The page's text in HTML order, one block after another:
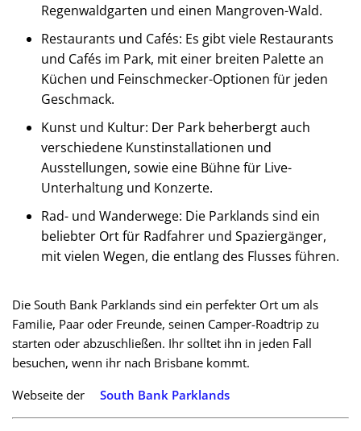
Regenwaldgarten und einen Mangroven-Wald.
Restaurants und Cafés: Es gibt viele Restaurants
und Cafés im Park, mit einer breiten Palette an
Küchen und Feinschmecker-Optionen für jeden
Geschmack.
Kunst und Kultur: Der Park beherbergt auch
verschiedene Kunstinstallationen und
Ausstellungen, sowie eine Bühne für Live-
Unterhaltung und Konzerte.
Rad- und Wanderwege: Die Parklands sind ein
beliebter Ort für Radfahrer und Spaziergänger,
mit vielen Wegen, die entlang des Flusses führen.
Die South Bank Parklands sind ein perfekter Ort um als
Familie, Paar oder Freunde, seinen Camper-Roadtrip zu
starten oder abzuschließen. Ihr solltet ihn in jeden Fall
besuchen, wenn ihr nach Brisbane kommt.
Webseite der
South Bank Parklands